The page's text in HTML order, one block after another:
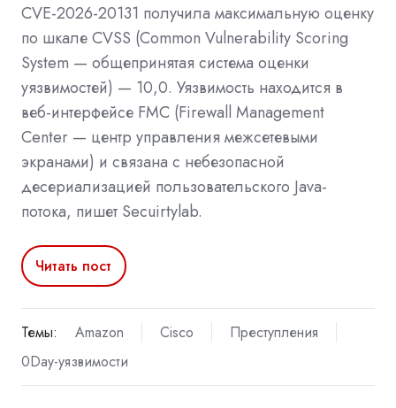
CVE-2026-20131 получила максимальную оценку
по шкале CVSS (Common Vulnerability Scoring
System — общепринятая система оценки
уязвимостей) — 10,0. Уязвимость находится в
веб-интерфейсе FMC (Firewall Management
Center — центр управления межсетевыми
экранами) и связана с небезопасной
десериализацией пользовательского Java-
потока, пишет Secuirtylab.
Читать пост
Темы: Amazon Cisco
Преступления
0Day-уязвимости